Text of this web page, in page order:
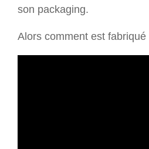
son packaging.
Alors comment est